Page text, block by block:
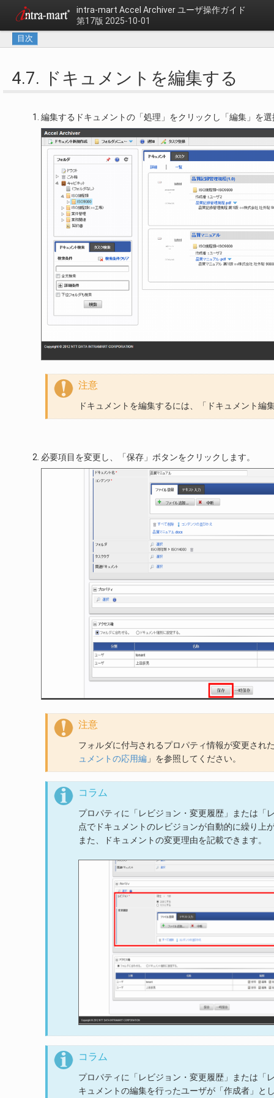
intra-mart Accel Archiver ユーザ操作ガイド
第17版 2025-10-01
目次
4.7. ドキュメントを編集する
編集するドキュメントの「処理」をクリックし「編集」を
注意
ドキュメントを編集するには、「ドキュメント編
必要項目を変更し、「保存」ボタンをクリックします。
注意
フォルダに付与されるプロパティ情報が変更され
ュメントの応用編 」を参照してください。
コラム
プロパティに「レビジョン・変更履歴」または「
点でドキュメントのレビジョンが自動的に繰り上
また、ドキュメントの変更理由を記載できます。
コラム
プロパティに「レビジョン・変更履歴」または「
キュメントの編集を行ったユーザが「作成者」と